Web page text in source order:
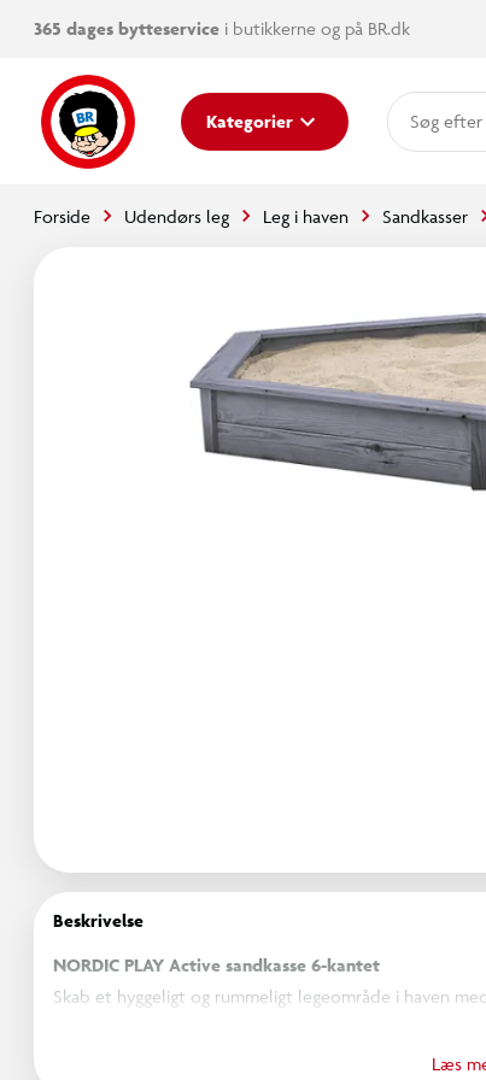
365 dages bytteservice i butikkerne og på BR.dk
Kategorier
Forside Udendørs leg Leg i haven Sandkasser
Beskrivelse
NORDIC PLAY Active sandkasse 6-kantet
Skab et hyggeligt og rummeligt legeområde i haven
Læs